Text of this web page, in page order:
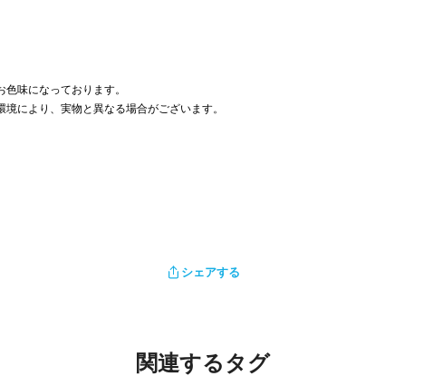
味になっております。
により、実物と異なる場合がございます。
シェアする
関連するタグ